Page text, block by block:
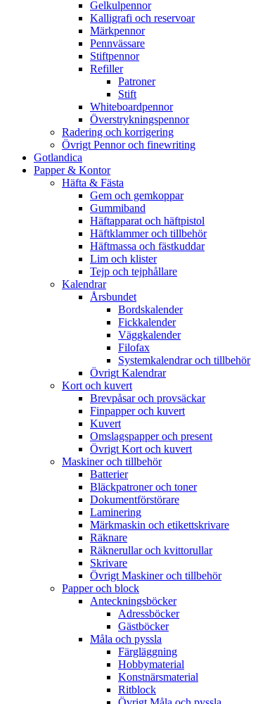
Gelkulpennor
Kalligrafi och reservoar
Märkpennor
Pennvässare
Stiftpennor
Refiller
Patroner
Stift
Whiteboardpennor
Överstrykningspennor
Radering och korrigering
Övrigt Pennor och finewriting
Gotlandica
Papper & Kontor
Häfta & Fästa
Gem och gemkoppar
Gummiband
Häftapparat och häftpistol
Häftklammer och tillbehör
Häftmassa och fästkuddar
Lim och klister
Tejp och tejphållare
Kalendrar
Årsbundet
Bordskalender
Fickkalender
Väggkalender
Filofax
Systemkalendrar och tillbehör
Övrigt Kalendrar
Kort och kuvert
Brevpåsar och provsäckar
Finpapper och kuvert
Kuvert
Omslagspapper och present
Övrigt Kort och kuvert
Maskiner och tillbehör
Batterier
Bläckpatroner och toner
Dokumentförstörare
Laminering
Märkmaskin och etikettskrivare
Räknare
Räknerullar och kvittorullar
Skrivare
Övrigt Maskiner och tillbehör
Papper och block
Anteckningsböcker
Adressböcker
Gästböcker
Måla och pyssla
Färgläggning
Hobbymaterial
Konstnärsmaterial
Ritblock